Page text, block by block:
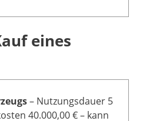
eines
– Nutzungsdauer 5
40.000,00 € – kann